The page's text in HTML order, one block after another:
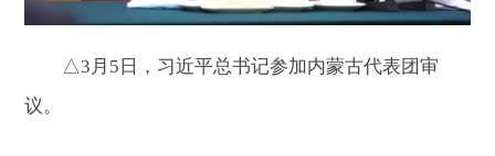
△3月5日，习近平总书记参加内蒙古代表团审
议。